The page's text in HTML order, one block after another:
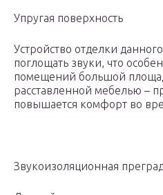
Упругая поверхность
Устройство отделки
поглощать звуки, что
помещений большой
расставленной мебелью –
повышается комфорт во
Звукоизоляционная